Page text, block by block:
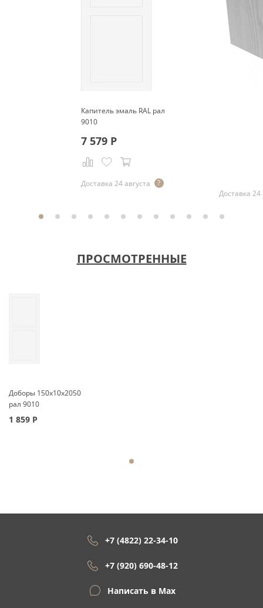
Капитель эмаль RAL рал
9010
7 579Р
Доставка 24 августа
Доставка 24
ПРОСМОТРЕННЫЕ
Доборы 150x10x2050
рал 9010
1 859 Р
+7 (4822) 22-34-10
+7 (920) 690-48-12
Написать в Max